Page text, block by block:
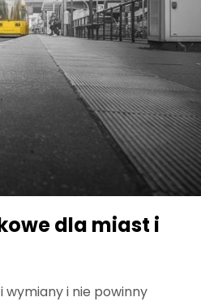
dla miast i
wymiany i nie powinny